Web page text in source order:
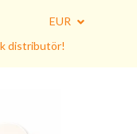
EUR
distributör!